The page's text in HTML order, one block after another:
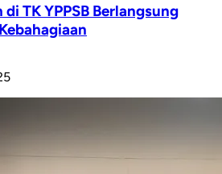
TK YPPSB Berlangsung